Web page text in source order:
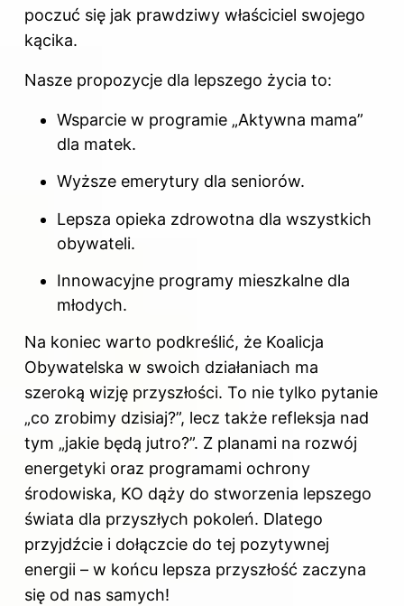
poczuć się jak prawdziwy właściciel swojego
kącika.
Nasze propozycje dla lepszego życia to:
Wsparcie w programie „Aktywna mama”
dla matek.
Wyższe emerytury dla seniorów.
Lepsza opieka zdrowotna dla wszystkich
obywateli.
Innowacyjne programy mieszkalne dla
młodych.
Na koniec warto podkreślić, że Koalicja
Obywatelska w swoich działaniach ma
szeroką wizję przyszłości. To nie tylko pytanie
„co zrobimy dzisiaj?”, lecz także refleksja nad
tym „jakie będą jutro?”. Z planami na rozwój
energetyki oraz programami ochrony
środowiska, KO dąży do stworzenia lepszego
świata dla przyszłych pokoleń. Dlatego
przyjdźcie i dołączcie do tej pozytywnej
energii – w końcu lepsza przyszłość zaczyna
się od nas samych!